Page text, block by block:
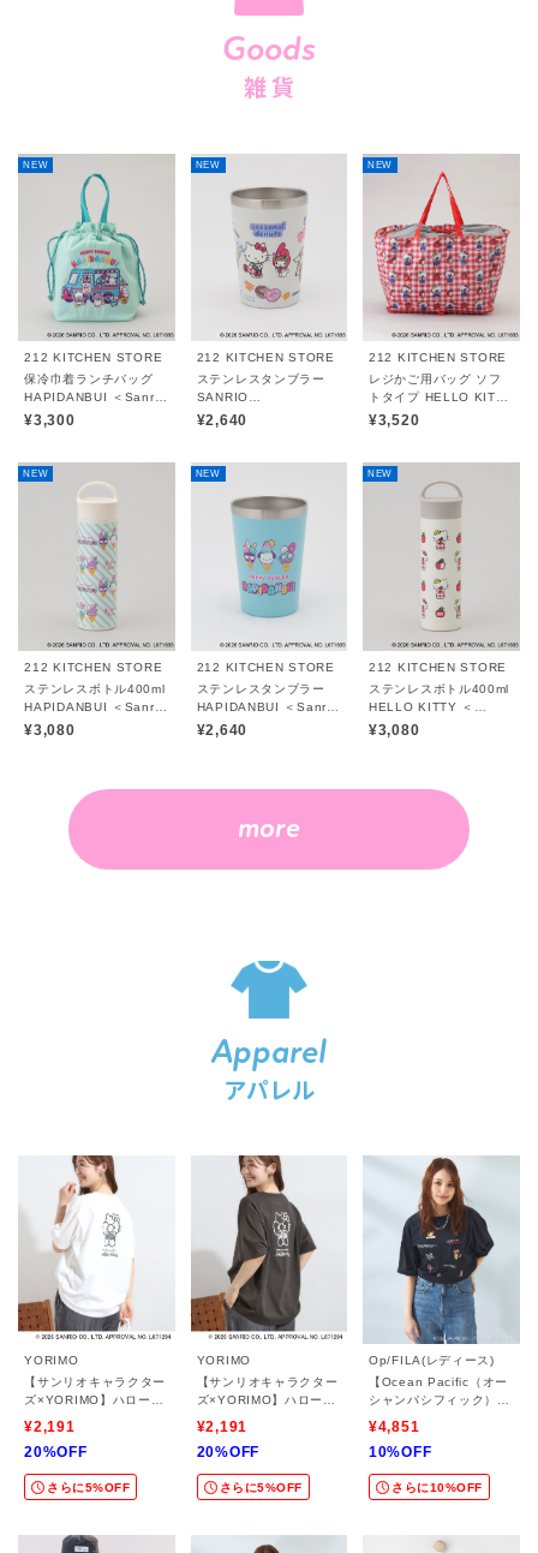
Goods
雑 貨
NEW
212 KITCHEN STORE
保冷巾着ランチバッグ
HAPIDANBUI ＜Sanrio
サンリオ＞
¥3,300
NEW
212 KITCHEN STORE
ステンレスタンブラー
SANRIO
CHARACTERS ＜
¥2,640
NEW
212 KITCHEN STORE
レジかご用バッグ ソフ
トタイプ HELLO KITTY
＜Sanrio サンリオ＞
¥3,520
NEW
212 KITCHEN STORE
ステンレスボトル400ml
HAPIDANBUI ＜Sanrio
サンリオ＞
¥3,080
NEW
212 KITCHEN STORE
ステンレスタンブラー
HAPIDANBUI ＜Sanrio
サンリオ＞
¥2,640
NEW
212 KITCHEN STORE
ステンレスボトル400ml
HELLO KITTY ＜
Sanrio サンリオ＞
¥3,080
more
Apparel
アパレル
YORIMO
【サンリオキャラクター
ズ×YORIMO】ハローキ
リントTシャツ
¥2,191
20%OFF
さらに5%OFF
YORIMO
【サンリオキャラクター
ズ×YORIMO】ハローキ
リントTシャツ
¥2,191
20%OFF
さらに5%OFF
Op/FILA(レディース)
【Ocean Pacific（オー
シャンパシフィック）×
Tシャツ
¥4,851
10%OFF
さらに10%OFF